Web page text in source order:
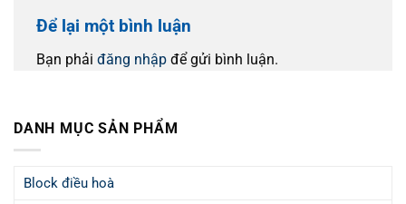
Để lại một bình luận
Bạn phải đăng nhập để gửi bình luận.
DANH MỤC SẢN PHẨM
Block điều hoà